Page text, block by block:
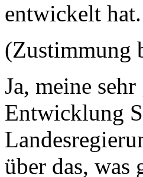
entwickelt
(Zustimmung
Ja, meine
Entwicklung
über das, was